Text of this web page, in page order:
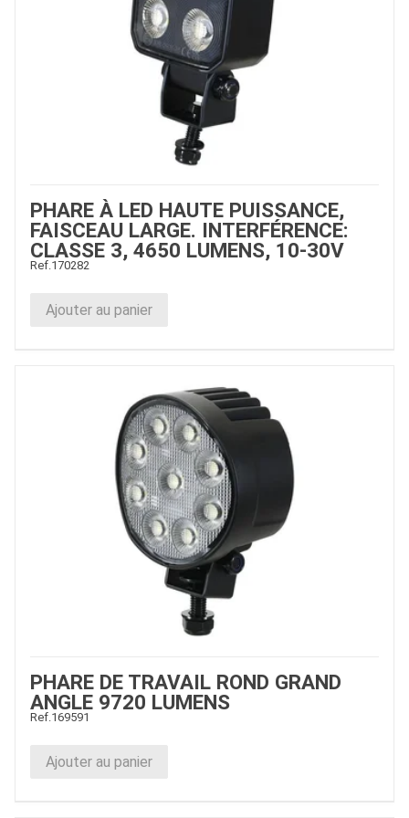
PHARE À LED HAUTE PUISSANCE,
FAISCEAU LARGE. INTERFÉRENCE:
CLASSE 3, 4650 LUMENS, 10-30V
Ref. 170282
Ajouter au panier
PHARE DE TRAVAIL ROND GRAND
ANGLE 9720 LUMENS
Ref. 169591
Ajouter au panier